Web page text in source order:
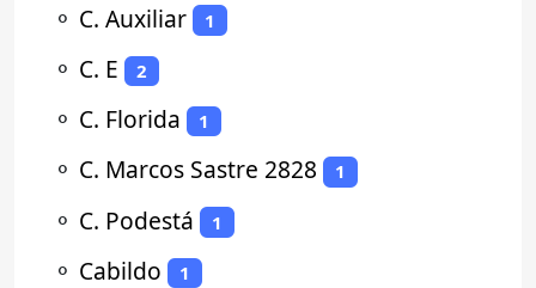
⚬ C. Auxiliar 1
⚬ C. E 2
⚬ C. Florida 1
⚬ C. Marcos Sastre 2828 1
⚬ C. Podestá 1
⚬ Cabildo 1